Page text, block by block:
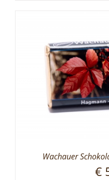
Wachauer
€